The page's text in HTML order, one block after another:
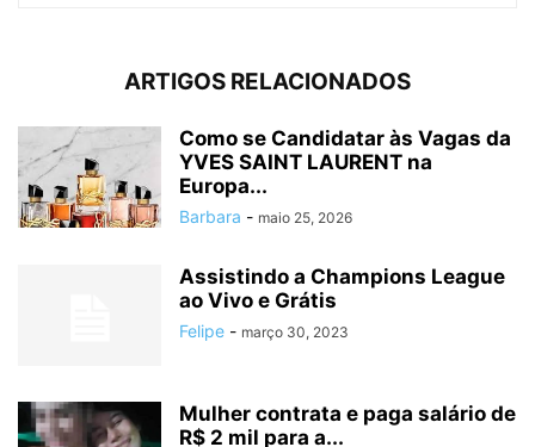
ARTIGOS RELACIONADOS
Como se Candidatar às Vagas da
YVES SAINT LAURENT na
Europa...
Barbara - maio 25, 2026
Assistindo a Champions League
ao Vivo e Grátis
Felipe - março 30, 2023
Mulher contrata e paga salário de
R$ 2 mil para a...